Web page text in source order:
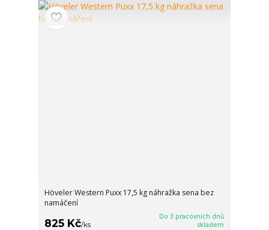
Höveler Western Puxx 17,5 kg náhražka sena bez
namáčení
825 Kč/ks
Do 3 pracovních dnů
skladem